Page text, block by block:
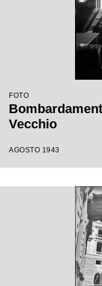
FOTO
Vecchio
AGOSTO 1943